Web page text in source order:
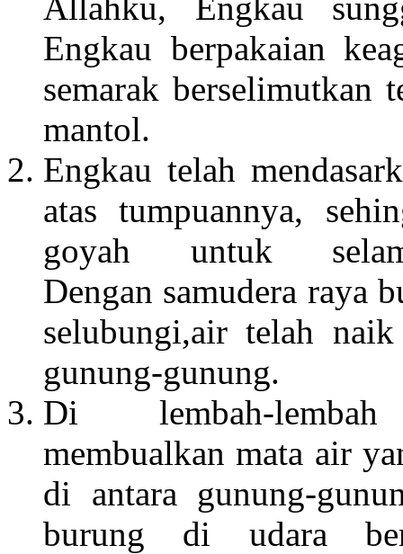
Engkau berpakaian
semarak berselimutkan
mantol.
Engkau telah
atas tumpuannya,
goyah untuk
Dengan samudera raya
selubungi,air telah
gunung-gunung.
Di lembah-
membualkan mata air
di antara gunung-
burung di udara